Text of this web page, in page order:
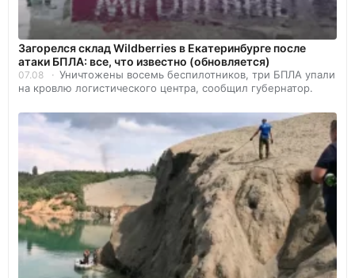
Загорелся склад Wildberries в Екатеринбурге после
атаки БПЛА: все, что известно (обновляется)
07.08
Уничтожены восемь беспилотников, три БПЛА упали
на кровлю логистического центра, сообщил губернатор.